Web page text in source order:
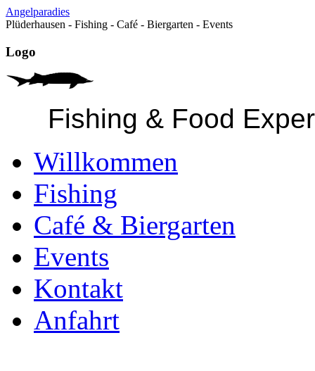
Angelparadies
Plüderhausen - Fishing - Café - Biergarten - Events
Logo
Fishing & Food
Willkommen
Fishing
Café & Biergarten
Events
Kontakt
Anfahrt